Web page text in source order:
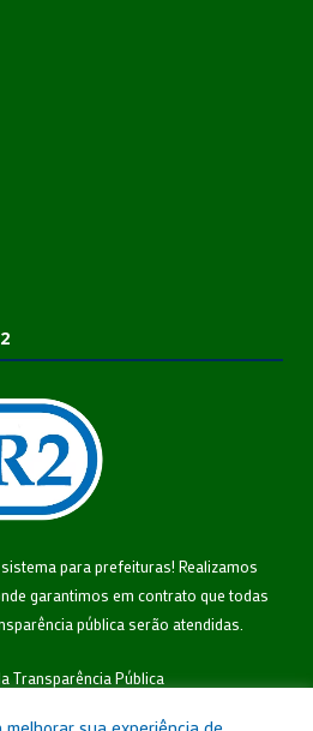
sistema para prefeituras! Realizamos
garantimos em contrato que todas
pública serão atendidas.
Transparência Pública